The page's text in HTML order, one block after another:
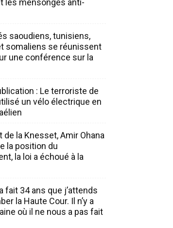
les mensonges anti-
saoudiens, tunisiens,
somaliens se réunissent
une conférence sur la
: Le terroriste de
un vélo électrique en
de la Knesset, Amir Ohana
la position du
la loi a échoué à la
fait 34 ans que j’attends
la Haute Cour. Il n’y a
où il ne nous a pas fait